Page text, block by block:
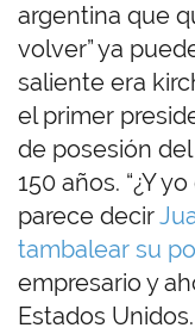
argentina que
volver” ya
saliente era
el primer
de posesión
150 años. “¿Y
parece decir
tambalear su
empresario y
Estados